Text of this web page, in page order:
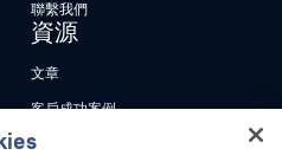
聯繫我們
資源
文章
客戶成功案例
新聞稿